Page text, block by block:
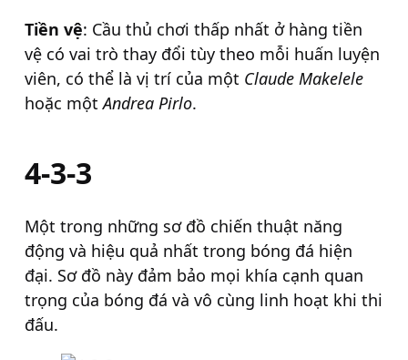
Tiền vệ: Cầu thủ chơi thấp nhất ở hàng tiền
vệ có vai trò thay đổi tùy theo mỗi huấn luyện
viên, có thể là vị trí của một Claude Makelele
hoặc mộtAndrea Pirlo.
4-3-3
Một trong những sơ đồ chiến thuật năng
động và hiệu quả nhất trong bóng đá hiện
đại. Sơ đồ này đảm bảo mọi khía cạnh quan
trọng của bóng đá và vô cùng linh hoạt khi thi
đấu.